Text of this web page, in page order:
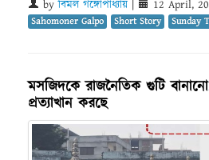
byবিমল গঙ্গোপাধ্যায় | 12 April,
Sahomoner Galpo Short Story Sunday
মসজিদকে রাজনৈতিক গুটি
প্রত্যাখান করছে